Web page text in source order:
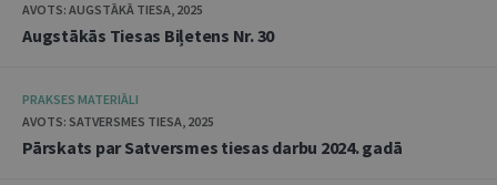
AVOTS: AUGSTĀKĀ TIESA, 2025
Augstākās Tiesas Biļetens Nr. 30
PRAKSES MATERIĀLI
AVOTS: SATVERSMES TIESA, 2025
Pārskats par Satversmes tiesas darbu 2024. gadā